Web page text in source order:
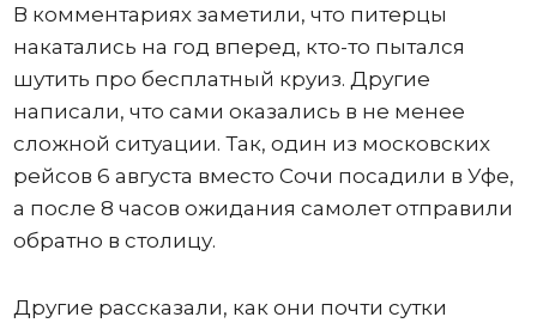
В комментариях заметили, что питерцы
накатались на год вперед, кто-то пытался
шутить про бесплатный круиз. Другие
написали, что сами оказались в не менее
сложной ситуации. Так, один из московских
рейсов 6 августа вместо Сочи посадили в Уфе,
а после 8 часов ожидания самолет отправили
обратно в столицу.
Другие рассказали, как они почти сутки